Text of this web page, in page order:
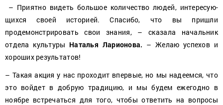
– Приятно видеть большое количество людей, интересую­
щихся своей историей. Спасибо, что вы пришли
продемонстрировать свои знания, – сказала начальник
отдела культуры Наталья Ларионова. – Желаю успехов и
хороших результатов!
– Такая акция у нас проходит впервые, но мы надеемся, что
это войдет в добрую традицию, и мы будем ежегодно в
ноябре встречаться для того, чтобы ответить на вопросы